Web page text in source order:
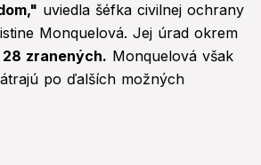
uviedla šéfka civilnej ochrany
Monquelová. Jej úrad okrem
zranených. Monquelová však
po ďalších možných